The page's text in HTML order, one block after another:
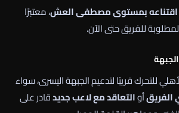
بمستوى مصطفى العش، معتبرًا
للفريق حتى الآن.
للتحرك قريبًا لتدعيم الجبهة اليسرى، سواء
الفريقأوالتعاقد مع لاعب جديدقادر على